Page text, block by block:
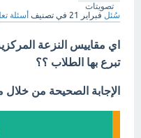
تصويتات
سُئل فبراير 21 في تصنيف أسئلة
اي مقاييس النزعة
تبرع بها الطلاب ؟؟
الإجابة الصحيحة من خلال